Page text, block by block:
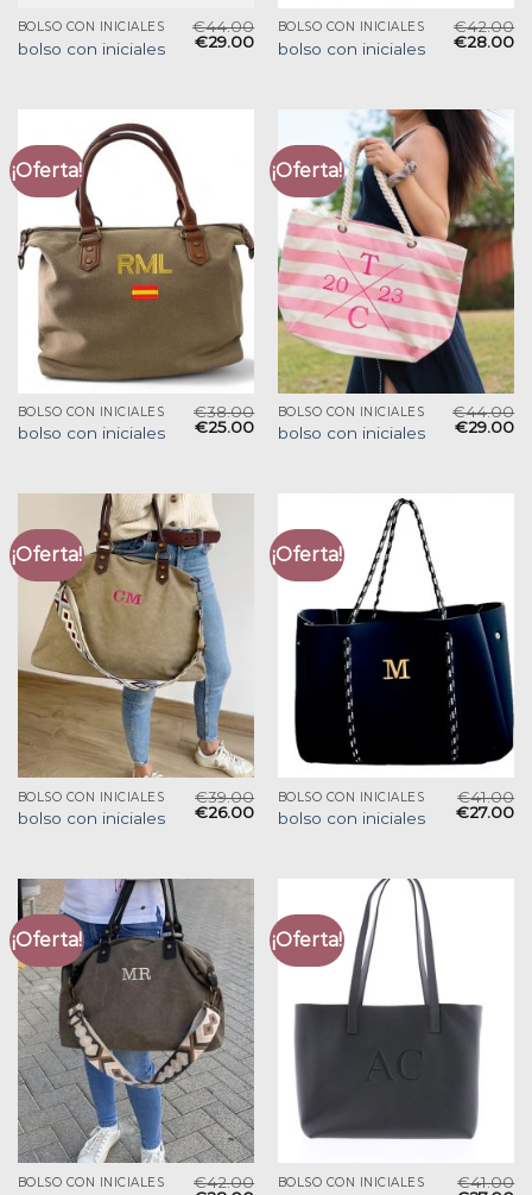
BOLSO CON INICIALES
bolso con iniciales
€44.00
€29.00
BOLSO CON INICIALES
bolso con iniciales
€42.00
€28.00
¡Oferta!
BOLSO CON INICIALES
bolso con iniciales
€38.00
€25.00
¡Oferta!
BOLSO CON INICIALES
bolso con iniciales
€44.00
€29.00
¡Oferta!
BOLSO CON INICIALES
bolso con iniciales
€39.00
€26.00
¡Oferta!
BOLSO CON INICIALES
bolso con iniciales
€41.00
€27.00
¡Oferta!
BOLSO CON INICIALES €42.00
¡Oferta!
BOLSO CON INICIALES €41.00